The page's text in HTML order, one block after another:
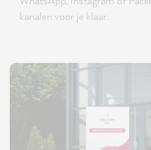
kanalen voor je klaar.